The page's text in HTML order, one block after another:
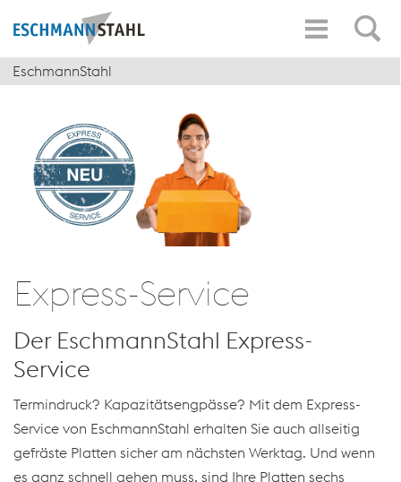
EschmannStahl
Express-Service
Der EschmannStahl Express-
Service
Termindruck? Kapazitätsengpässe? Mit dem Express-
Service von EschmannStahl erhalten Sie auch allseitig
gefräste Platten sicher am nächsten Werktag. Und wenn
es ganz schnell gehen muss, sind Ihre Platten sechs